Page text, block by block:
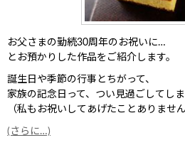
お父さまの勤続30周年のお祝いに…
とお預かりした作品をご紹介します。
誕生日や季節の行事とちがって、
家族の記念日って、つい見過ごしてしま
（私もお祝いしてあげたことありませ
(さらに…)